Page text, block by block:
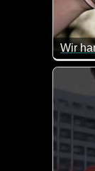
Wir
Ein